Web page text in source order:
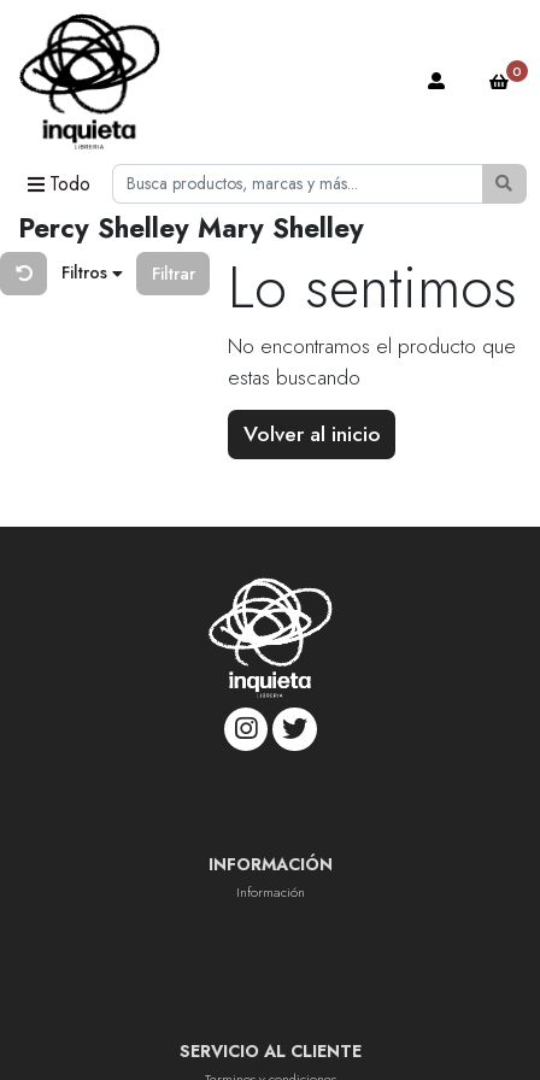
Todo
0
Percy Shelley Mary Shelley
Filtros Filtrar Lo sentimos
No encontramos el producto que
estas buscando
Volver al inicio
INFORMACIÓN
Información
SERVICIO AL CLIENTE